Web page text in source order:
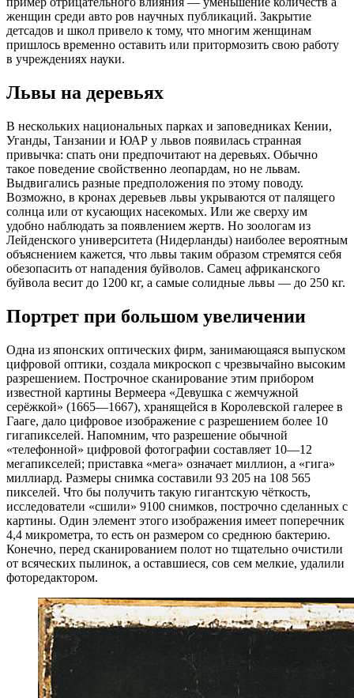
женщин среди авто ров научных публикаций. Закрытие
детсадов и школ привело к тому, что многим женщинам
пришлось временно оставить или притормозить свою работу
в учреждениях науки.
Львы на деревьях
В нескольких национальных парках и заповедниках Кении,
Уганды, Танзании и ЮАР у львов появилась странная
привычка: спать они предпочитают на деревьях. Обычно
такое поведение свойственно леопардам, но не львам.
Выдвигались разные предположения по этому поводу.
Возможно, в кронах деревьев львы укрываются от палящего
солнца или от кусающих насекомых. Или же сверху им
удобно наблюдать за появлением жертв. Но зоологам из
Лейденского университета (Нидерланды) наиболее вероятным
объяснением кажется, что львы таким образом стремятся себя
обезопасить от нападения буйволов. Самец африканского
буйвола весит до 1200 кг, а самые солидные львы — до 250 кг.
Портрет при большом увеличении
Одна из японских оптических фирм, занимающаяся выпуском
цифровой оптики, создала микроскоп с чрезвычайно высоким
разрешением. Построчное сканирование этим прибором
известной картины Вермеера «Девушка с жемчужной
серёжкой» (1665—1667), хранящейся в Королевской галерее в
Гааге, дало цифровое изображение с разрешением более 10
гигапикселей. Напомним, что разрешение обычной
«телефонной» цифровой фотографии составляет 10—12
мегапикселей; приставка «мега» означает миллион, а «гига»
миллиард. Размеры снимка составили 93 205 на 108 565
пикселей. Что бы получить такую гигантскую чёткость,
исследователи «сшили» 9100 снимков, построчно сделанных с
картины. Один элемент этого изображения имеет поперечник
4,4 микрометра, то есть он размером со среднюю бактерию.
Конечно, перед сканированием полот но тщательно очистили
от всяческих пылинок, а оставшиеся, сов сем мелкие, удалили
фоторедактором.